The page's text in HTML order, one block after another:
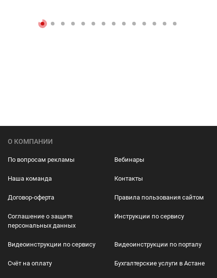
О КОМПАНИИ
По вопросам рекламы Вебинары
Наша команда Контакты
Договор-оферта Правила пользования сайтом
Соглашение о защите
персональных данных
Инструкции по сервису
Видеоинструкции по сервису Видеоинструкции по порталу
Счёт на оплату Бухгалтерские услуги в Астане